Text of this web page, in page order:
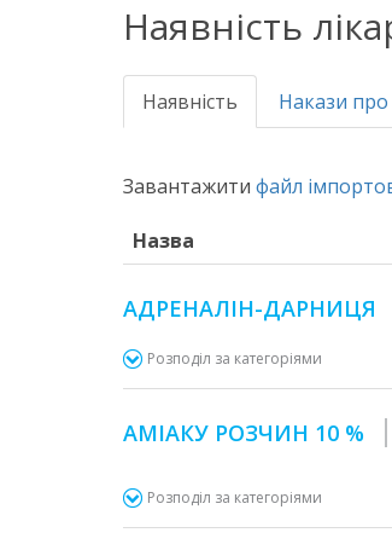
Наявність
Наявність Накази про
Завантажити файл
Назва
АДРЕНАЛІН-ДАРНИЦЯ
Розподіл за категоріями
АМІАКУ РОЗЧИН 10 %
Розподіл за категоріями